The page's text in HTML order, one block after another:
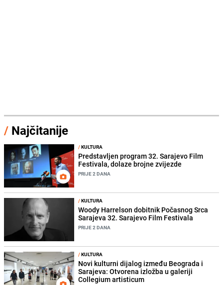
/ Najčitanije
/KULTURA
Predstavljen program 32. Sarajevo Film
Festivala, dolaze brojne zvijezde
PRIJE 2 DANA
/KULTURA
Woody Harrelson dobitnik Počasnog Srca
Sarajeva 32. Sarajevo Film Festivala
PRIJE 2 DANA
/KULTURA
Novi kulturni dijalog između Beograda i
Sarajeva: Otvorena izložba u galeriji
Collegium artisticum